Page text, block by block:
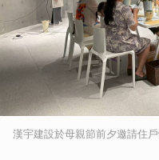
漢宇建設於母親節前夕邀請住